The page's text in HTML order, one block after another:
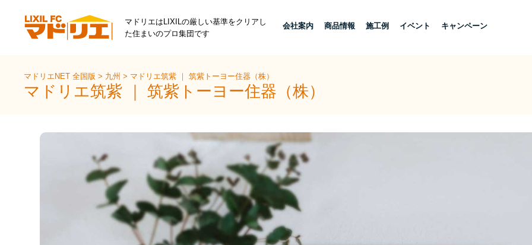
マドリエはLIXILの厳しい基準をクリアし
た住まいのプロ集団です
会社案内 商品情報 施工例 イベント キャンペーン
マドリエNET 全国版> 九州> マドリエ筑紫 ｜ 筑紫トーヨー住器（株）
マドリエ筑紫 ｜ 筑紫トーヨー住器（株）